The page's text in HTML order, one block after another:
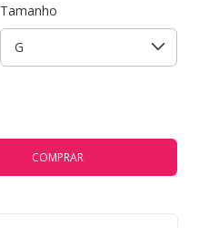
Tamanho